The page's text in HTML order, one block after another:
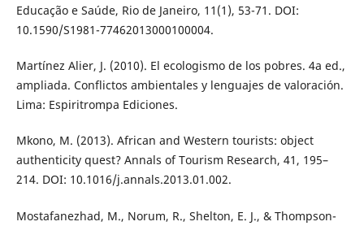
Educação e Saúde, Rio de Janeiro, 11(1), 53-71. DOI:
10.1590/S1981-77462013000100004.
Martínez Alier, J. (2010). El ecologismo de los pobres. 4a ed.,
ampliada. Conflictos ambientales y lenguajes de valoración.
Lima: Espiritrompa Ediciones.
Mkono, M. (2013). African and Western tourists: object
authenticity quest? Annals of Tourism Research, 41, 195–
214. DOI: 10.1016/j.annals.2013.01.002.
Mostafanezhad, M., Norum, R., Shelton, E. J., & Thompson-